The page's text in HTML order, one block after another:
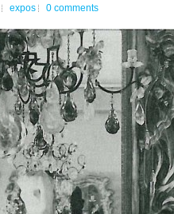
expos 0 comments